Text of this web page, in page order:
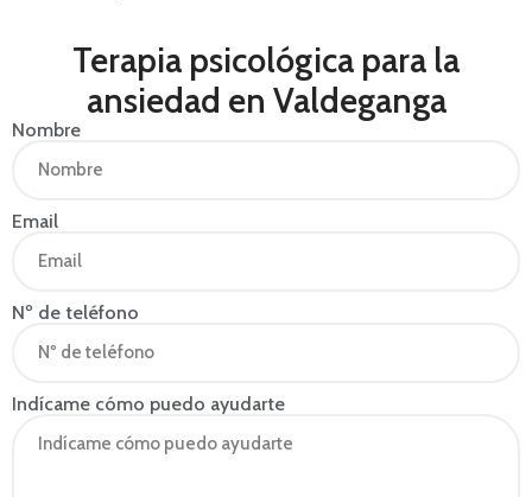
Terapia psicológica para la
ansiedad en Valdeganga
Nombre
Email
Nº de teléfono
Indícame cómo puedo ayudarte